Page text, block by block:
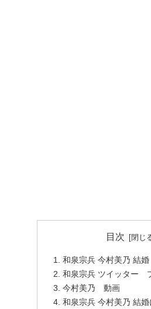
目次
和泉宗兵 今村美乃 結婚
和泉宗兵 ツイッター
今村美乃 動画
和泉宗兵 今村美乃 結